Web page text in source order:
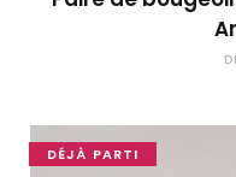
DÉJÀ PARTI